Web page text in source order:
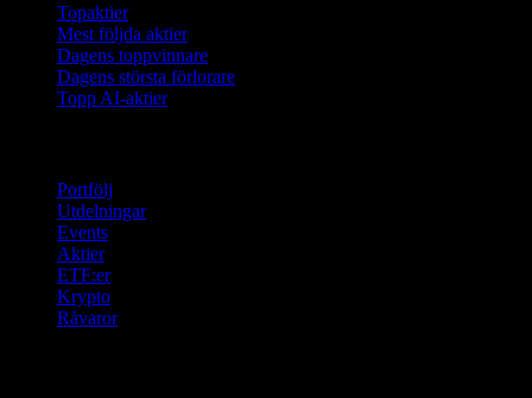
Topaktier
Mest följda aktier
Dagens toppvinnare
Dagens största förlorare
Topp AI-aktier
Portfölj
Utdelningar
Events
Aktier
ETF:er
Krypto
Råvaror